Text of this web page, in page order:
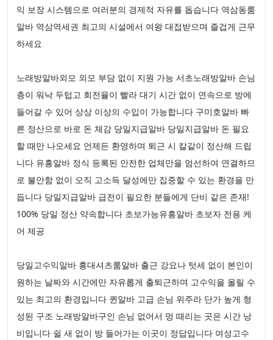
익 보장 시스템으로 여러분의 경제적 자유를 돕습니다 역삼동룸
알바 역삼역세권 최고의 시설에서 여왕 대접받으며 즐겁게 근무
하세요
노래방알바외모 외모 부담 없이 지원 가능 서초노래방알바 손님
층이 워낙 두텁고 회전율이 빨라 대기 시간 없이 연속으로 방에
들어갈 수 있어 상상 이상의 수입이 가능합니다 구미호알바 빠
른 정산으로 바로 돈 체감 당일지급알바 당일지급알바 돈 필요
할 때만 나오세요 언제든 환영하며 퇴근 시 칼같이 정산해 드립
니다 유흥알바 정식 등록된 안전한 업체만을 엄선하여 연결하므
로 불안함 없이 오직 고소득 달성에만 집중할 수 있는 환경을 만
듭니다 당일지급알바 급전이 필요한 분들에게 단비 같은 존재!
100% 당일 정산 약속합니다 초보가능유흥알바 초보자 전용 케
어 제공
당일고수익알바 홍대셔츠룸알바 출근 강요나 텃세 없이 본인이
원하는 날짜와 시간에만 자유롭게 출퇴근하며 고수익을 올릴 수
있는 최고의 환경입니다 퀸알바 고급 손님 위주라 단가 높게 형
성된 구조 노래방알바구인 손님 없어서 멍 때리는 곳은 시간 낭
비입니다 쉴 새 없이 방 들어가는 이곳이 정답입니다 여성고수